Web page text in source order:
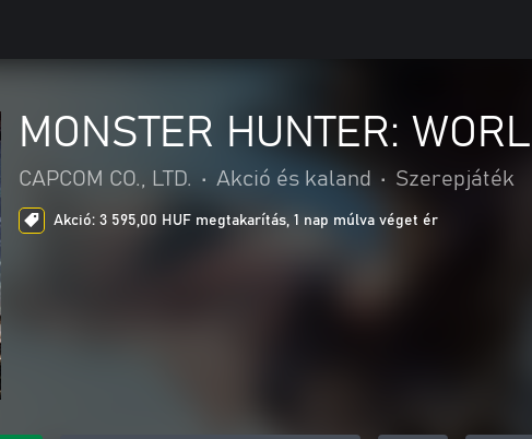
MONSTER HUNTER:
CAPCOM CO., LTD. • Akció és kaland • Szerepjáték
Akció: 3 595,00 HUF megtakarítás, 1 nap múlva véget ér